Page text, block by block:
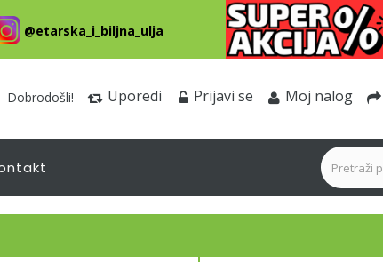
@etarska_i_biljna_ulja
Dobrodošli! Uporedi Prijavi se Moj nalog